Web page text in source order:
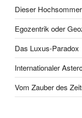
Dieser
Egozentrik oder
Das Luxus-Paradox
Internationaler
Vom Zauber des